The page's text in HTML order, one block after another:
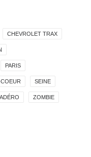
CHEVROLET TRAX
PARIS
SEINE
ZOMBIE